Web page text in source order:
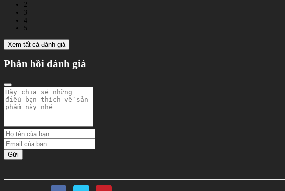
2
3
4
5
Xem tất cả đánh giá
Phản hồi đánh giá
Gửi